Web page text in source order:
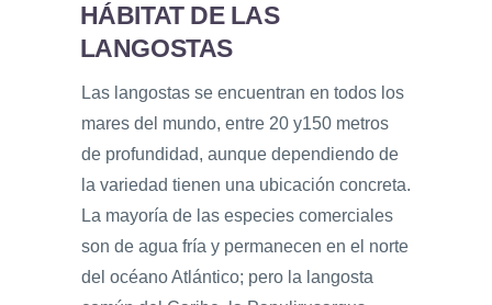
HÁBITAT DE LAS
LANGOSTAS
Las langostas se encuentran en todos los
mares del mundo, entre 20 y150 metros
de profundidad, aunque dependiendo de
la variedad tienen una ubicación concreta.
La mayoría de las especies comerciales
son de agua fría y permanecen en el norte
del océano Atlántico; pero la langosta